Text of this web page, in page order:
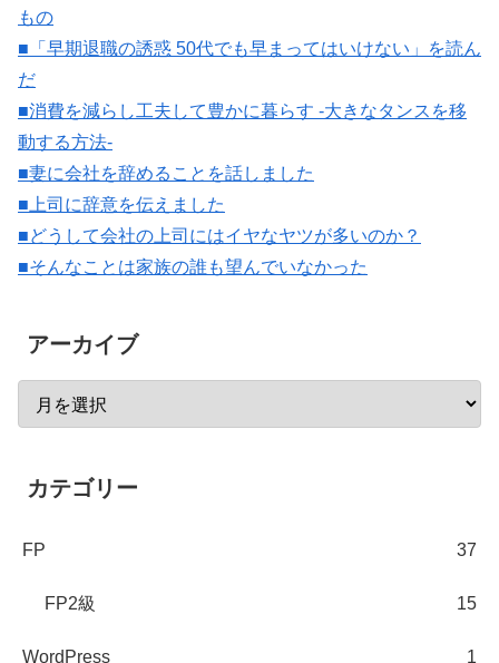
もの
■「早期退職の誘惑 50代でも早まってはいけない」を読ん
だ
■消費を減らし工夫して豊かに暮らす -大きなタンスを移
動する方法-
■妻に会社を辞めることを話しました
■上司に辞意を伝えました
■どうして会社の上司にはイヤなヤツが多いのか？
■そんなことは家族の誰も望んでいなかった
アーカイブ
カテゴリー
FP 37
FP2級 15
WordPress 1